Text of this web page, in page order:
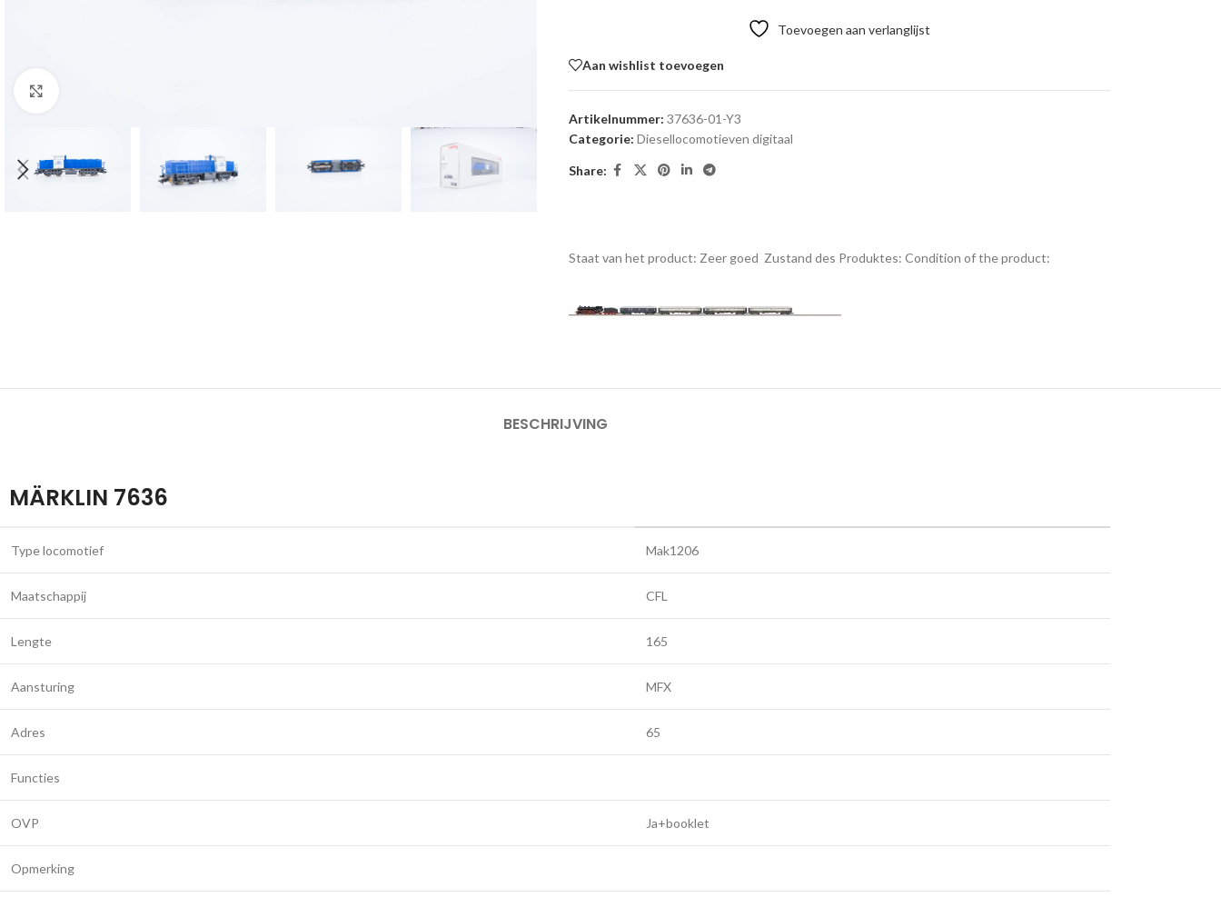
Toevoegen aan verlanglijst
Aan wishlist toevoegen
Artikelnummer: 37636-01-Y3
Categorie: Diesellocomotieven digitaal
Share:
Staat van het product: Zeer goed Zustand des Produktes: Condition of the product:
BESCHRIJVING
MÄRKLIN 7636
Type locomotief Mak1206
Maatschappij CFL
Lengte 165
Aansturing MFX
Adres 65
Functies
OVP Ja+booklet
Opmerking